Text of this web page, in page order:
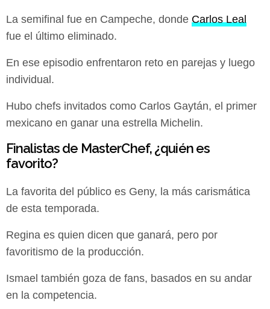
La semifinal fue en Campeche, donde Carlos Leal
fue el último eliminado.
En ese episodio enfrentaron reto en parejas y luego
individual.
Hubo chefs invitados como Carlos Gaytán, el primer
mexicano en ganar una estrella Michelin.
Finalistas de MasterChef, ¿quién es
favorito?
La favorita del público es Geny, la más carismática
de esta temporada.
Regina es quien dicen que ganará, pero por
favoritismo de la producción.
Ismael también goza de fans, basados en su andar
en la competencia.